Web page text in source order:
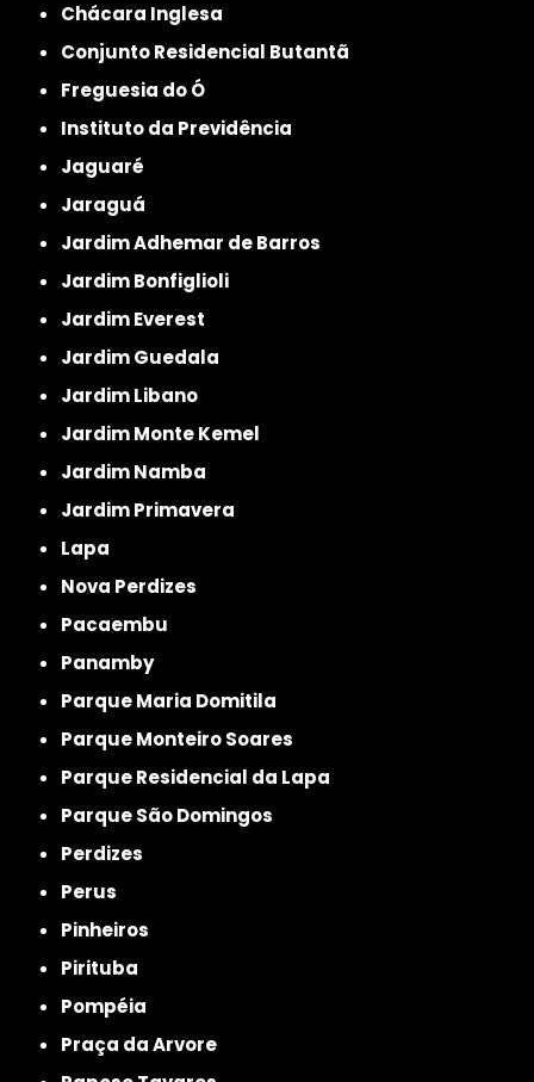
Chácara Inglesa
Conjunto Residencial Butantã
Freguesia do Ó
Instituto da Previdência
Jaguaré
Jaraguá
Jardim Adhemar de Barros
Jardim Bonfiglioli
Jardim Everest
Jardim Guedala
Jardim Libano
Jardim Monte Kemel
Jardim Namba
Jardim Primavera
Lapa
Nova Perdizes
Pacaembu
Panamby
Parque Maria Domitila
Parque Monteiro Soares
Parque Residencial da Lapa
Parque São Domingos
Perdizes
Perus
Pinheiros
Pirituba
Pompéia
Praça da Arvore